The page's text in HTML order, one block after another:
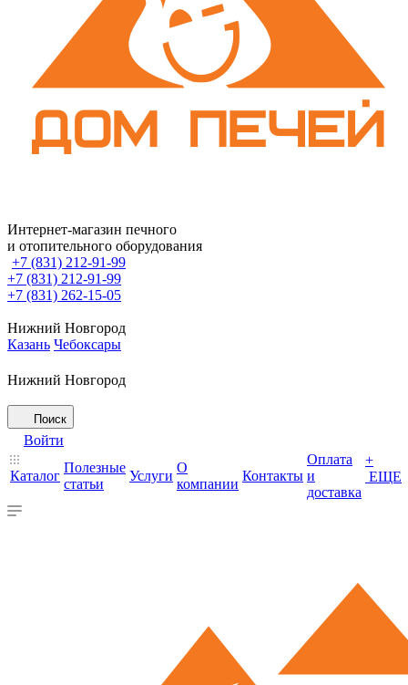
Интернет-магазин печного
и отопительного оборудования
+7 (831) 212-91-99
+7 (831) 212-91-99
+7 (831) 262-15-05
Нижний Новгород
Казань Чебоксары
Нижний Новгород
Поиск
Войти
Каталог
Полезные
статьи
Услуги
О
компании
Контакты
Оплата
и
доставка
+
ЕЩЕ